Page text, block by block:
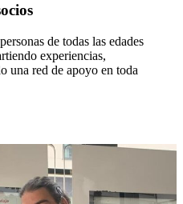
de todas las edades
experiencias,
una red de apoyo en toda